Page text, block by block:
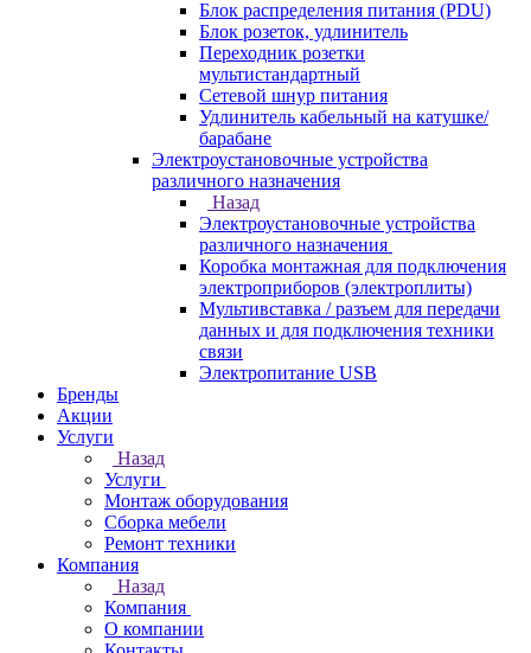
Блок распределения питания (PDU)
Блок розеток, удлинитель
Переходник розетки
мультистандартный
Сетевой шнур питания
Удлинитель кабельный на катушке/
барабане
Электроустановочные устройства
различного назначения
Назад
Электроустановочные устройства
различного назначения
Коробка монтажная для подключения
электроприборов (электроплиты)
Мультивставка / разъем для передачи
данных и для подключения техники
связи
Электропитание USB
Бренды
Акции
Услуги
Назад
Услуги
Монтаж оборудования
Сборка мебели
Ремонт техники
Компания
Назад
Компания
О компании